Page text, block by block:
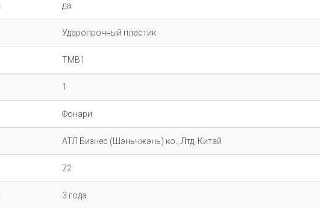
да
Ударопрочный пластик
TMB1
1
Фонари
АТЛ Бизнес (Шэньчжэнь) ко., Лтд, Китай
72
3 года